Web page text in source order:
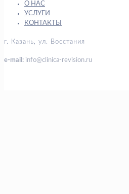
О НАС
УСЛУГИ
КОНТАКТЫ
г. Казань, ул. Восстания
e-mail: info@clinica-revision.ru